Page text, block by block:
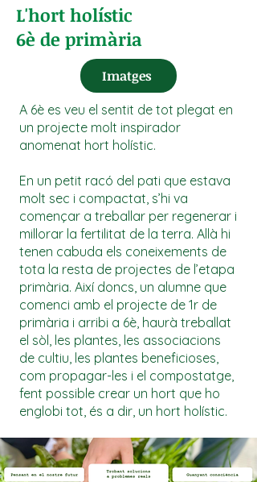
L'hort holístic
6è de primària
Imatges
A 6è es veu el sentit de tot plegat en
un projecte molt inspirador
anomenat hort holístic.
En un petit racó del pati que estava
molt sec i compactat, s’hi va
començar a treballar per regenerar i
millorar la fertilitat de la terra. Allà hi
tenen cabuda els coneixements de
tota la resta de projectes de l’etapa
primària. Així doncs, un alumne que
comenci amb el projecte de 1r de
primària i arribi a 6è, haurà treballat
el sòl, les plantes, les associacions
de cultiu, les plantes beneficioses,
com propagar-les i el compostatge,
fent possible crear un hort que ho
englobi tot, és a dir, un hort holístic.